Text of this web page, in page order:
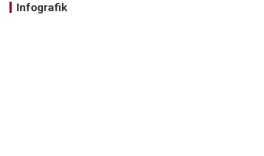
Infografik